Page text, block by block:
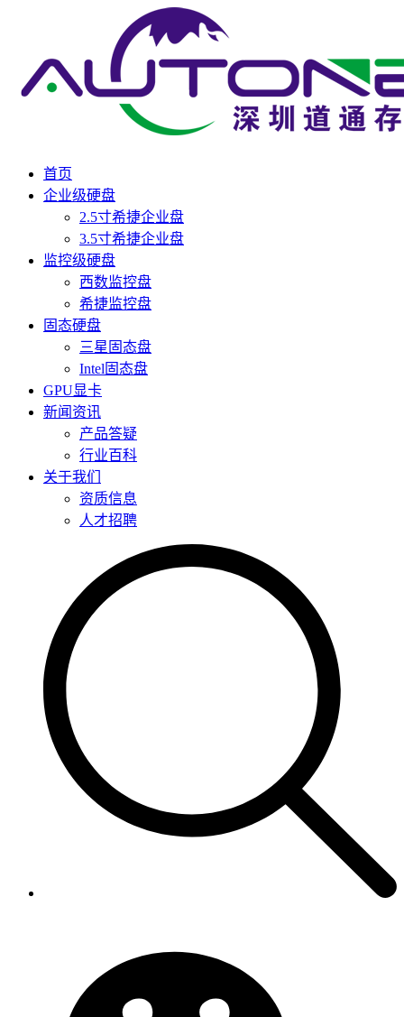
首页
企业级硬盘
2.5寸希捷企业盘
3.5寸希捷企业盘
监控级硬盘
西数监控盘
希捷监控盘
固态硬盘
三星固态盘
Intel固态盘
GPU显卡
新闻资讯
产品答疑
行业百科
关于我们
资质信息
人才招聘